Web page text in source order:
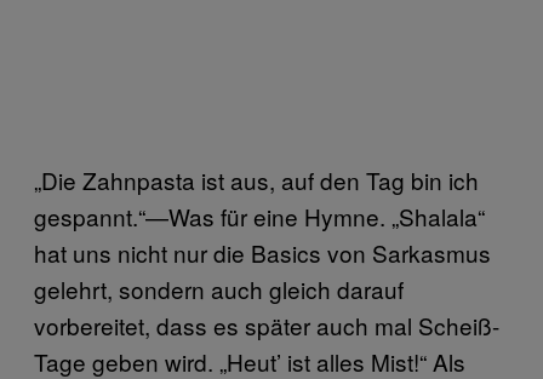
„Die Zahnpasta ist aus, auf den Tag bin ich
gespannt.“—Was für eine Hymne. „Shalala“
hat uns nicht nur die Basics von Sarkasmus
gelehrt, sondern auch gleich darauf
vorbereitet, dass es später auch mal Scheiß-
Tage geben wird. „Heut’ ist alles Mist!“ Als